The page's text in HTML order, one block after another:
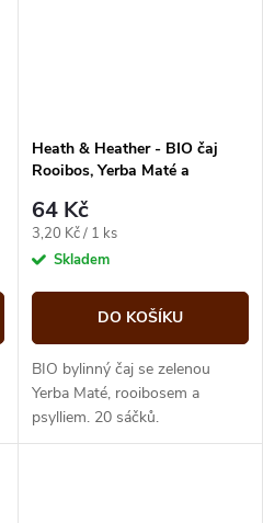
Heath & Heather - BIO čaj
Rooibos, Yerba Maté a
64 Kč
Měrná
cena:
3,20 Kč / 1 ks
Skladem
DO KOŠÍKU
BIO bylinný čaj se zelenou
Yerba Maté, rooibosem a
psylliem. 20 sáčků.